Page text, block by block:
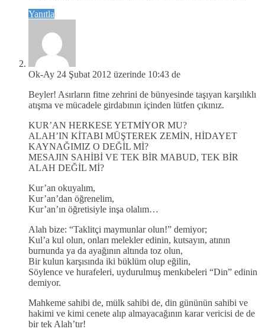
Yanıtla
Ok-Ay 24 Şubat 2012 üzerinde 10:43 de
Beyler! Asırların fitne zehrini de bünyesinde taşıyan karşılıklı
atışma ve mücadele girdabının içinden lütfen çıkınız.
KUR’AN HERKESE YETMİYOR MU?
ALAH’IN KİTABI MÜŞTEREK ZEMİN, HİDAYET
KAYNAĞIMIZ O DEĞİL Mİ?
MESAJIN SAHİBİ VE TEK BİR MABUD, TEK BİR
ALAH DEĞİL Mİ?
Kur’an okuyalım,
Kur’an’dan öğrenelim,
Kur’an’ın öğretisiyle inşa olalım…
Alah bize: “Taklitçi maymunlar olun!” demiyor;
Kul’a kul olun, onları melekler edinin, kutsayın, atının
burnunda ya da ayağının altında toz olun,
Bir kulun karşısında iki büklüm olup eğilin,
Söylence ve hurafeleri, uydurulmuş menkıbeleri “Din” edinin
demiyor.
Mahkeme sahibi de, mülk sahibi de, din gününün sahibi ve
hakimi ve kimi cenete alıp almayacağının karar vericisi de de
bir tek Alah’tır!